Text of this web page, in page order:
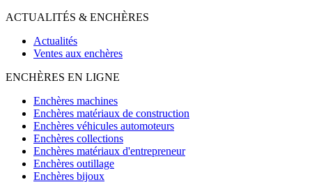
ACTUALITÉS & ENCHÈRES
Actualités
Ventes aux enchères
ENCHÈRES EN LIGNE
Enchères machines
Enchères matériaux de construction
Enchères véhicules automoteurs
Enchères collections
Enchères matériaux d'entrepreneur
Enchères outillage
Enchères bijoux